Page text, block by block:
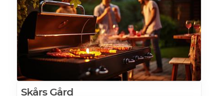
Skårs Gård